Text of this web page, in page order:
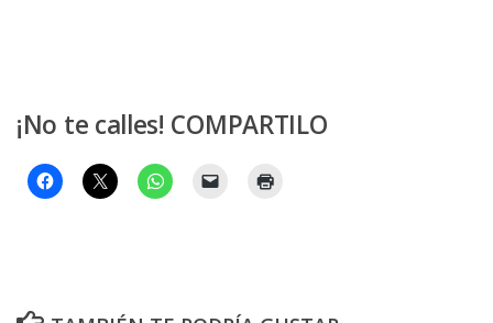
¡No te calles! COMPARTILO